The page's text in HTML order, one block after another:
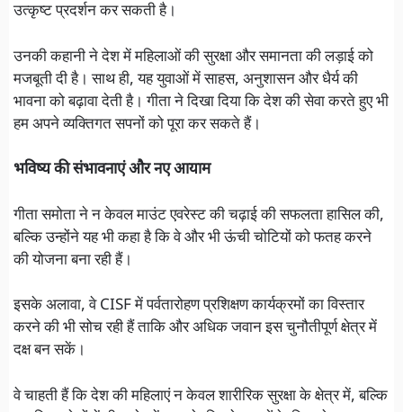
उत्कृष्ट प्रदर्शन कर सकती है।
उनकी कहानी ने देश में महिलाओं की सुरक्षा और समानता की लड़ाई को
मजबूती दी है। साथ ही, यह युवाओं में साहस, अनुशासन और धैर्य की
भावना को बढ़ावा देती है। गीता ने दिखा दिया कि देश की सेवा करते हुए भी
हम अपने व्यक्तिगत सपनों को पूरा कर सकते हैं।
भविष्य की संभावनाएं और नए आयाम
गीता समोता ने न केवल माउंट एवरेस्ट की चढ़ाई की सफलता हासिल की,
बल्कि उन्होंने यह भी कहा है कि वे और भी ऊंची चोटियों को फतह करने
की योजना बना रही हैं।
इसके अलावा, वे CISF में पर्वतारोहण प्रशिक्षण कार्यक्रमों का विस्तार
करने की भी सोच रही हैं ताकि और अधिक जवान इस चुनौतीपूर्ण क्षेत्र में
दक्ष बन सकें।
वे चाहती हैं कि देश की महिलाएं न केवल शारीरिक सुरक्षा के क्षेत्र में, बल्कि